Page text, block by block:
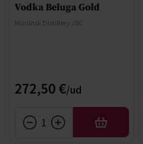
Vodka Beluga Gold
Mariinsk Distillery JSC
272,50 €
AÑADIR